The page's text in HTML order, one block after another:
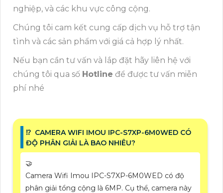
nghiệp, và các khu vực công cộng.
Chúng tôi cam kết cung cấp dịch vụ hỗ trợ tận
tình và các sản phẩm với giá cả hợp lý nhất.
Nếu bạn cần tư vấn và lắp đặt hãy liên hệ với
chúng tôi qua số Hotline để được tư vấn miễn
phí nhé
⁉️ CAMERA WIFI IMOU IPC-S7XP-6M0WED CÓ
ĐỘ PHÂN GIẢI LÀ BAO NHIÊU?
🤝
Camera Wifi Imou IPC-S7XP-6M0WED có độ
phân giải tổng cộng là 6MP. Cụ thể, camera này